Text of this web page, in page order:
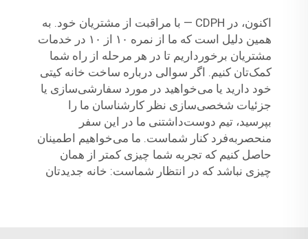
اکنون، در CDPH — با مراقبت از مشتریان خود. به
همین دلیل است که ما از نمره ۱۰ از ۱۰ در خدمات
مشتریان برخورداریم تا در هر مرحله از راه شما
کمک‌تان کنیم. اگر سوالی درباره ساخت خانه کیتی
خود دارید یا می‌خواهید در مورد سفارشی‌سازی یا
جزئیات شخصی‌سازی نظر کارشناسان ما را
بپرسید، تیم دوست‌داشتنی ما در این سفر
منحصربه‌فرد کنار شماست. ما می‌خواهیم اطمینان
حاصل کنیم که تجربه شما چیزی کمتر از همان
چیزی نباشد که در انتظار شماست: خانه جدیدتان